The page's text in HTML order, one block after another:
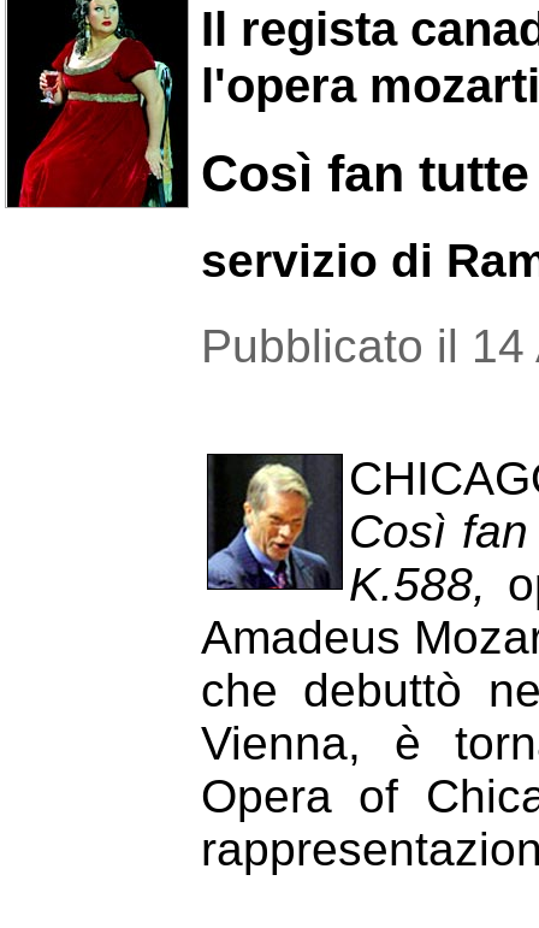
Il regista
l'opera
Così fan
servizio di
Pubblicato il
Così
K.588,
Amadeus
che debuttò
Vienna, è
Opera of